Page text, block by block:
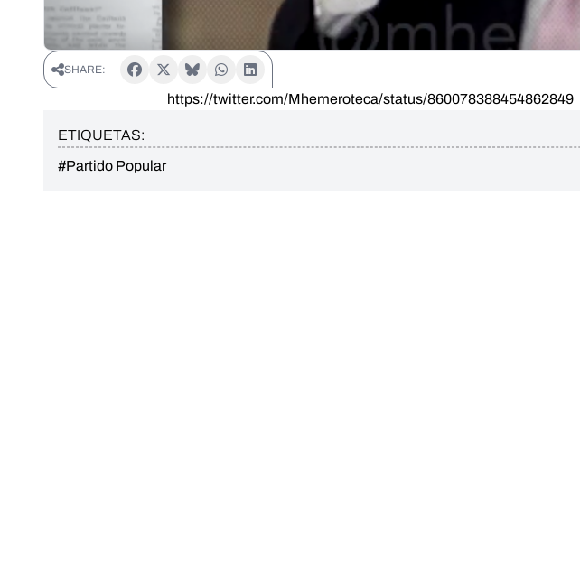
SHARE:
https://twitter.com/Mhemeroteca/status/860078388454862849
ETIQUETAS:
#Partido Popular